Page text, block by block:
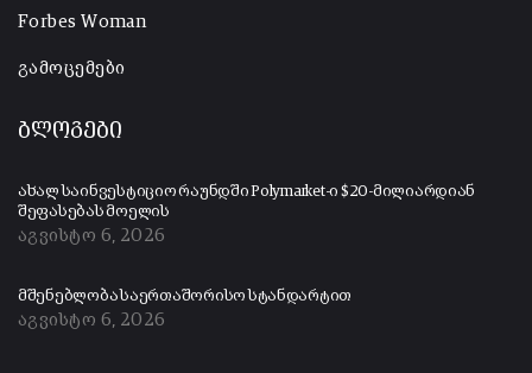
Forbes Woman
გამოცემები
ბლოგები
ახალ საინვესტიციო რაუნდში Polymarket-ი $20-მილიარდიან
შეფასებას მოელის
აგვისტო 6, 2026
მშენებლობა საერთაშორისო სტანდარტით
აგვისტო 6, 2026